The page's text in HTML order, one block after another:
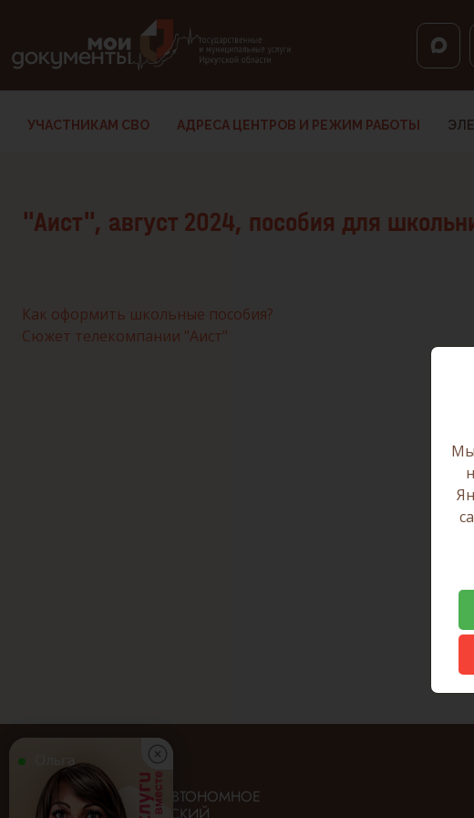
Ольга
УЧАСТНИКАМ СВО АДРЕСА ЦЕНТРОВ И РЕЖИМ РАБОТЫ
"Аист", август 2024, пособия для
Как оформить школьные пособия?
Сюжет телекомпании "Аист"
ГОСУДАРСТВЕННОЕ АВТОНОМНОЕ
Мы